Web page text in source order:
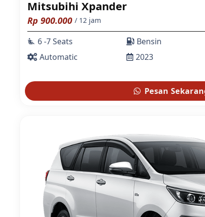
Mitsubihi Xpander
Rp 900.000 / 12 jam
airline_seat_recline_extra 6 -7 Seats
Automatic
Bensin
2023
Pesan